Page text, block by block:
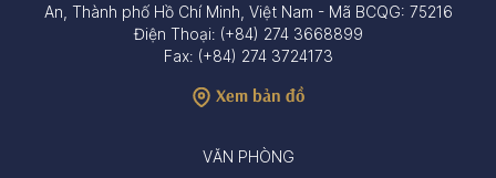
An, Thành phố Hồ Chí Minh, Việt Nam - Mã BCQG: 75216
Điện Thoại: (+84) 274 3668899
Fax: (+84) 274 3724173
Xem bản đồ
VĂN PHÒNG